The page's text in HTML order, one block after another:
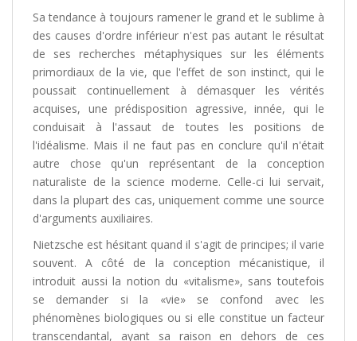
Sa tendance à toujours ramener le grand et le sublime à
des causes d'ordre inférieur n'est pas autant le résultat
de ses recherches métaphysiques sur les éléments
primordiaux de la vie, que l'effet de son instinct, qui le
poussait continuellement à démasquer les vérités
acquises, une prédisposition agressive, innée, qui le
conduisait à l'assaut de toutes les positions de
l'idéalisme. Mais il ne faut pas en conclure qu'il n'était
autre chose qu'un représentant de la conception
naturaliste de la science moderne. Celle-ci lui servait,
dans la plupart des cas, uniquement comme une source
d'arguments auxiliaires.
Nietzsche est hésitant quand il s'agit de principes; il varie
souvent. A côté de la conception mécanistique, il
introduit aussi la notion du «vitalisme», sans toutefois
se demander si la «vie» se confond avec les
phénomènes biologiques ou si elle constitue un facteur
transcendantal, ayant sa raison en dehors de ces